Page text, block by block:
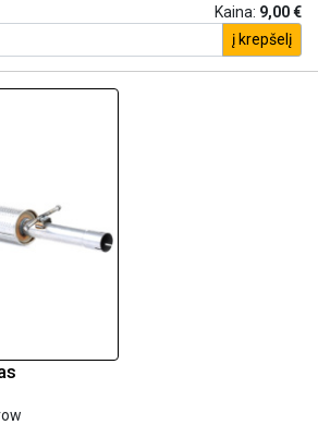
Kaina: 9,00 €
į krepšelį